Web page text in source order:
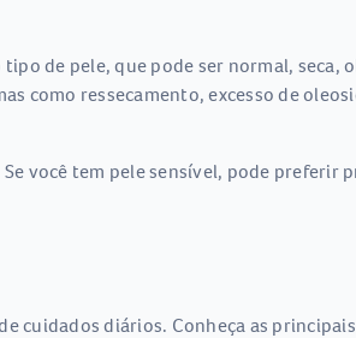
de pele, que pode ser normal, seca,
como ressecamento, excesso de
você tem pele sensível, pode preferir
cuidados diários. Conheça as